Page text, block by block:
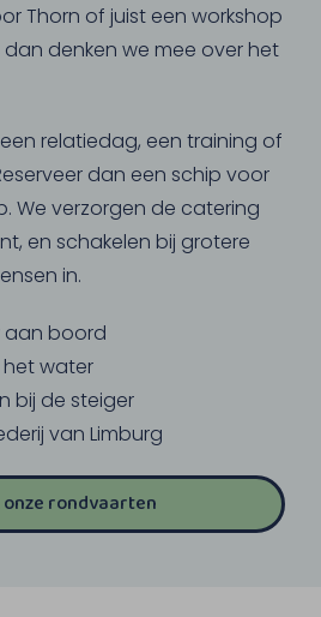
Thorn of juist een workshop
denken we mee over het
relatiedag, een training of
dan een schip voor
We verzorgen de catering
en schakelen bij grotere
in.
aan boord
het water
bij de steiger
van Limburg
onze rondvaarten